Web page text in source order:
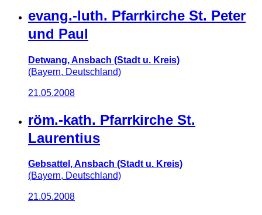
evang.-luth. Pfarrkirche St. Peter
und Paul
Detwang, Ansbach (Stadt u. Kreis)
(Bayern, Deutschland)
21.05.2008
röm.-kath. Pfarrkirche St.
Laurentius
Gebsattel, Ansbach (Stadt u. Kreis)
(Bayern, Deutschland)
21.05.2008